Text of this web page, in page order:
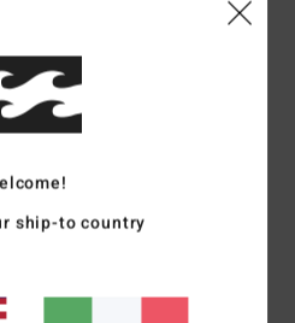
verificate dal settembre 2025
consiglia questo prodotto
ship-to country